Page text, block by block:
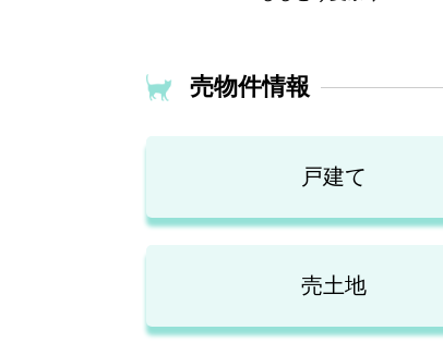
売物件情報
戸建て
売土地